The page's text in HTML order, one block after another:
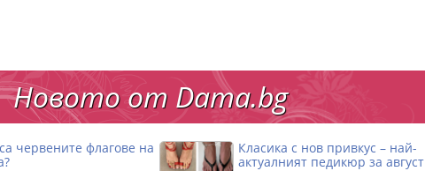
Новото от Dama.bg
червените флагове на
Класика с нов привкус – най-
актуалният педикюр за август